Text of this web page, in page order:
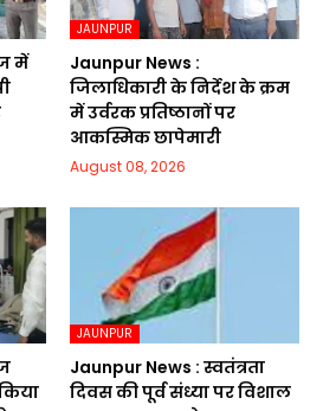
में
JAUNPUR
Jaunpur News :
जिलाधिकारी के निर्देश के क्रम
में उर्वरक प्रतिष्ठानों पर
आकस्मिक छापेमारी
August 08, 2026
JAUNPUR
Jaunpur News : स्वतंत्रता
दिवस की पूर्व संध्या पर विशाल